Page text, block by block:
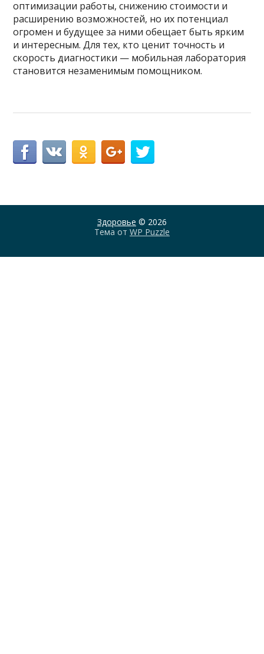
оптимизации работы, снижению стоимости и
расширению возможностей, но их потенциал
огромен и будущее за ними обещает быть ярким
и интересным. Для тех, кто ценит точность и
скорость диагностики — мобильная лаборатория
становится незаменимым помощником.
Здоровье © 2026
Тема от WP Puzzle